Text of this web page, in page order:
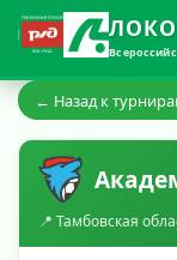
← Назад к
📍 Тамбовская